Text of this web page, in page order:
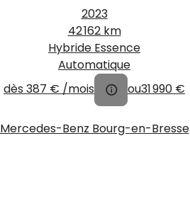
2023
42 162 km
Hybride Essence
Automatique
dès387 € /mois ou31 990 €
Mercedes-Benz Bourg-en-Bresse